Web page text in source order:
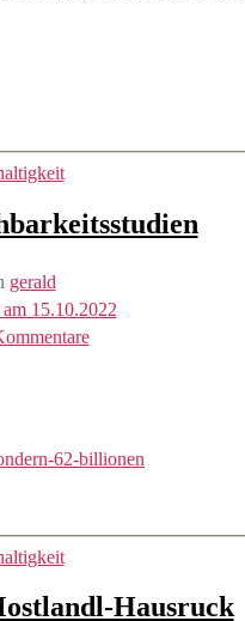
gerald
15.10.2022
zu
Energiewende
62-billionen
Hausruck